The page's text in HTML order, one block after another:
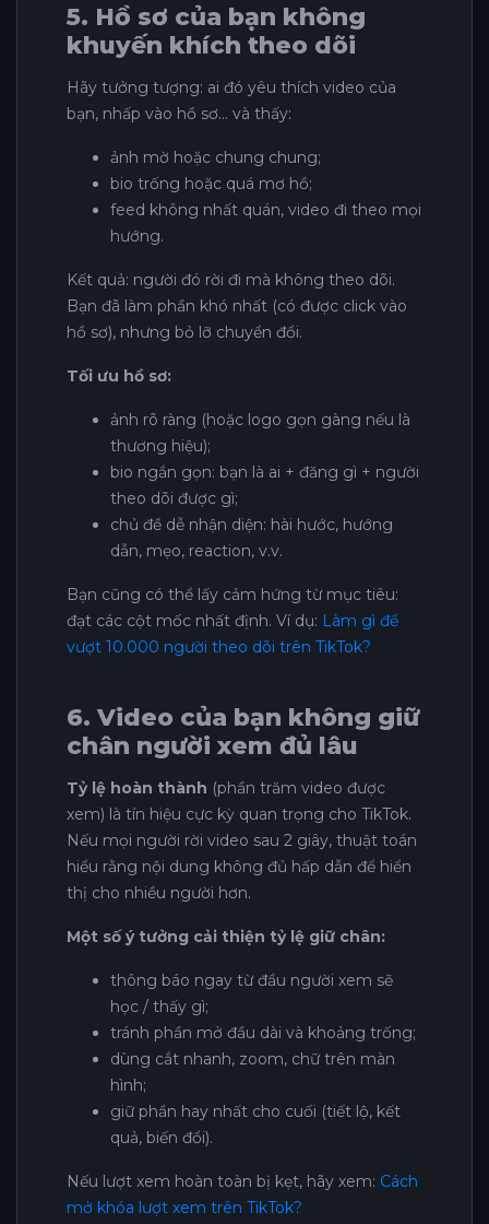
5. Hồ sơ của bạn không
khuyến khích theo dõi
Hãy tưởng tượng: ai đó yêu thích video của
bạn, nhấp vào hồ sơ… và thấy:
ảnh mờ hoặc chung chung;
bio trống hoặc quá mơ hồ;
feed không nhất quán, video đi theo mọi
hướng.
Kết quả: người đó rời đi mà không theo dõi.
Bạn đã làm phần khó nhất (có được click vào
hồ sơ), nhưng bỏ lỡ chuyển đổi.
Tối ưu hồ sơ:
ảnh rõ ràng (hoặc logo gọn gàng nếu là
thương hiệu);
bio ngắn gọn: bạn là ai + đăng gì + người
theo dõi được gì;
chủ đề dễ nhận diện: hài hước, hướng
dẫn, mẹo, reaction, v.v.
Bạn cũng có thể lấy cảm hứng từ mục tiêu:
đạt các cột mốc nhất định. Ví dụ: Làm gì để
vượt 10.000 người theo dõi trên TikTok?
6. Video của bạn không giữ
chân người xem đủ lâu
Tỷ lệ hoàn thành (phần trăm video được
xem) là tín hiệu cực kỳ quan trọng cho TikTok.
Nếu mọi người rời video sau 2 giây, thuật toán
hiểu rằng nội dung không đủ hấp dẫn để hiển
thị cho nhiều người hơn.
Một số ý tưởng cải thiện tỷ lệ giữ chân:
thông báo ngay từ đầu người xem sẽ
học / thấy gì;
tránh phần mở đầu dài và khoảng trống;
dùng cắt nhanh, zoom, chữ trên màn
hình;
giữ phần hay nhất cho cuối (tiết lộ, kết
quả, biến đổi).
Nếu lượt xem hoàn toàn bị kẹt, hãy xem: Cách
mở khóa lượt xem trên TikTok?